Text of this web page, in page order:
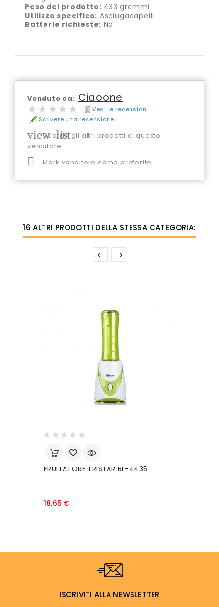
Peso del prodotto: 433 grammi
Utilizzo specifico: Asciugacapelli
Batterie richieste: No
Venduto da: Ciaoone
★★★★★
★★★★★
Vedi le recensioni
Scrivere una recensione
view_list
Guarda gli altri prodotti di questo
venditore
 Mark venditore come preferito
16 ALTRI PRODOTTI DELLA STESSA CATEGORIA:
FRULLATORE TRISTAR BL-4435
18,65 €Prezzo
ISCRIVITI ALLA NEWSLETTER